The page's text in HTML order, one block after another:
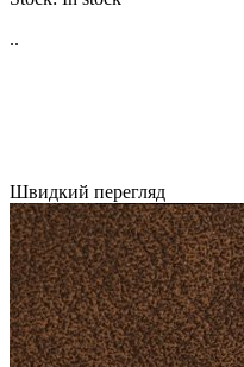
..
Швидкий перегляд